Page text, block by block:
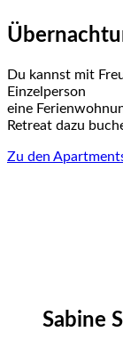
Du kannst mit
Einzelperson
eine
Retreat dazu
Zu den
Sabine